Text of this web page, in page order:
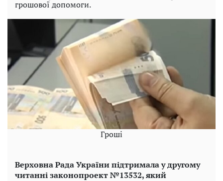
грошової допомоги.
Гроші
Верховна Рада України підтримала у другому
читанні законопроект №13532, який